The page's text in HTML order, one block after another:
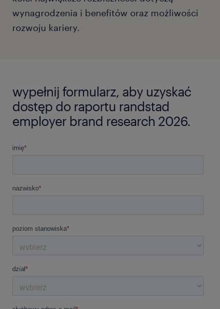
wynagrodzenia i benefitów oraz możliwości
rozwoju kariery.
wypełnij formularz, aby uzyskać
dostęp do raportu randstad
employer brand research 2026.